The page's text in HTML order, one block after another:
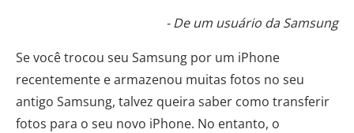
- De um usuário da Samsung
Se você trocou seu Samsung por um iPhone
recentemente e armazenou muitas fotos no seu
antigo Samsung, talvez queira saber como transferir
fotos para o seu novo iPhone. No entanto, o